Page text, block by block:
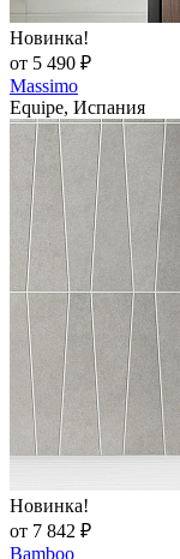
Новинка!
от 5 490 ₽
Massimo
Equipe, Испания
Новинка!
от 7 842 ₽
Bamboo